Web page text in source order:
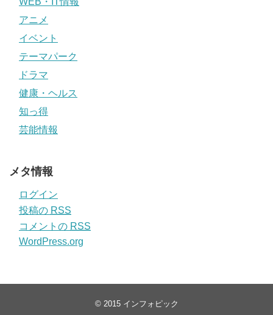
アニメ
イベント
テーマパーク
ドラマ
健康・ヘルス
知っ得
芸能情報
メタ情報
ログイン
投稿の RSS
コメントの RSS
WordPress.org
© 2015 インフォピック